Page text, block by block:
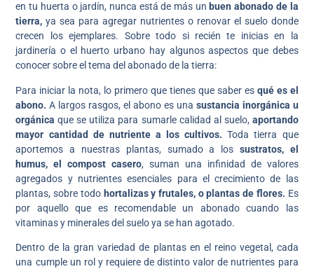
en tu huerta o jardín, nunca está de más un buen abonado de la
tierra, ya sea para agregar nutrientes o renovar el suelo donde
crecen los ejemplares. Sobre todo si recién te inicias en la
jardinería o el huerto urbano hay algunos aspectos que debes
conocer sobre el tema del abonado de la tierra:
Para iniciar la nota, lo primero que tienes que saber es qué es el
abono.A largos rasgos, el abono es una sustancia inorgánica u
orgánicaque se utiliza para sumarle calidad al suelo, aportando
mayor cantidad de nutriente a los cultivos.Toda tierra que
aportemos a nuestras plantas, sumado a los sustratos, el
humus, el compost casero, suman una infinidad de valores
agregados y nutrientes esenciales para el crecimiento de las
plantas, sobre todohortalizas y frutales, o plantas de flores. Es
por aquello que es recomendable un abonado cuando las
vitaminas y minerales del suelo ya se han agotado.
Dentro de la gran variedad de plantas en el reino vegetal, cada
una cumple un rol y requiere de distinto valor de nutrientes para